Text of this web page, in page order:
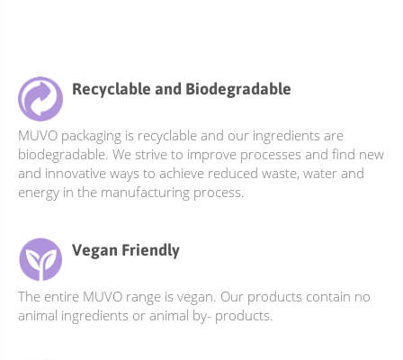
Recyclable and Biodegradable
MUVO packaging is recyclable and our ingredients are
biodegradable. We strive to improve processes and find new
and innovative ways to achieve reduced waste, water and
energy in the manufacturing process.
Vegan Friendly
The entire MUVO range is vegan. Our products contain no
animal ingredients or animal by- products.